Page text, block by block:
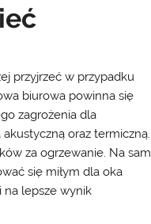
przyjrzeć w przypadku
biurowa powinna się
zagrożenia dla
oraz termiczną.
za ogrzewanie. Na sam
się miłym dla oka
na lepsze wynik